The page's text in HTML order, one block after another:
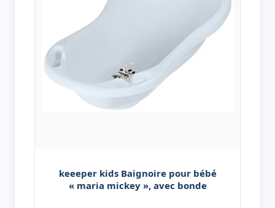
keeeper kids Baignoire pour bébé
« maria mickey », avec bonde